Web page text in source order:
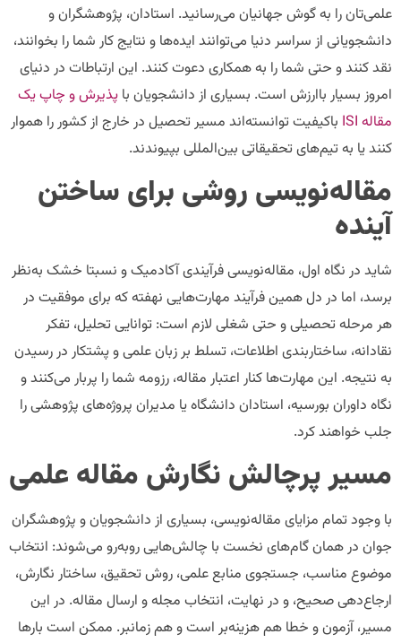
علمی‌تان را به گوش جهانیان می‌رسانید. استادان، پژوهشگران و
دانشجویانی از سراسر دنیا می‌توانند ایده‌ها و نتایج کار شما را بخوانند،
نقد کنند و حتی شما را به همکاری دعوت کنند. این ارتباطات در دنیای
امروز بسیار باارزش است. بسیاری از دانشجویان با پذیرش و چاپ یک
مقاله ISI
باکیفیت توانسته‌اند مسیر تحصیل در خارج از کشور را هموار
کنند یا به تیم‌های تحقیقاتی بین‌المللی بپیوندند.
مقاله‌نویسی روشی برای ساختن
آینده
شاید در نگاه اول، مقاله‌نویسی فرآیندی آکادمیک و نسبتا خشک به‌نظر
برسد، اما در دل همین فرآیند مهارت‌هایی نهفته که برای موفقیت در
هر مرحله تحصیلی و حتی شغلی لازم است: توانایی تحلیل، تفکر
نقادانه، ساختاربندی اطلاعات، تسلط بر زبان علمی و پشتکار در رسیدن
به نتیجه. این مهارت‌ها کنار اعتبار مقاله، رزومه شما را پربار می‌کنند و
نگاه داوران بورسیه، استادان دانشگاه یا مدیران پروژه‌های پژوهشی را
جلب خواهند کرد.
مسیر پرچالش نگارش مقاله علمی
با وجود تمام مزایای مقاله‌نویسی، بسیاری از دانشجویان و پژوهشگران
جوان در همان گام‌های نخست با چالش‌هایی روبه‌رو می‌شوند: انتخاب
موضوع مناسب، جستجوی منابع علمی، روش تحقیق، ساختار نگارش،
ارجاع‌دهی صحیح، و در نهایت، انتخاب مجله و ارسال مقاله. در این
مسیر، آزمون و خطا هم هزینه‌بر است و هم زمانبر. ممکن است بارها